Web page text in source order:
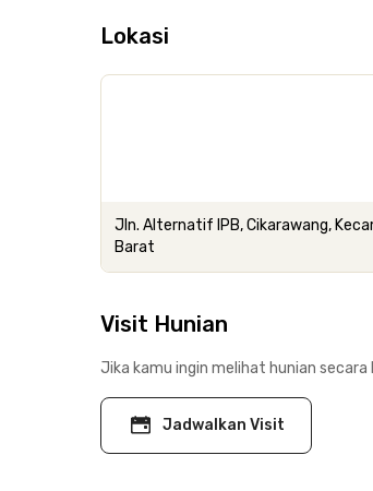
Lokasi
Jln. Alternatif IPB, Cikarawang,
Barat
Visit Hunian
Jika kamu ingin melihat hunian
Jadwalkan Visit